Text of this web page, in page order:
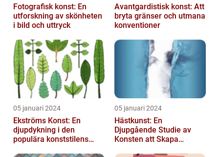
Fotografisk konst: En
utforskning av skönheten
i bild och uttryck
Avantgardistisk konst: Att
bryta gränser och utmana
konventioner
05 januari 2024
Ekströms Konst: En
djupdykning i den
populära konststilens
05 januari 2024
Hästkunst: En
Djupgående Studie av
Konsten att Skapa